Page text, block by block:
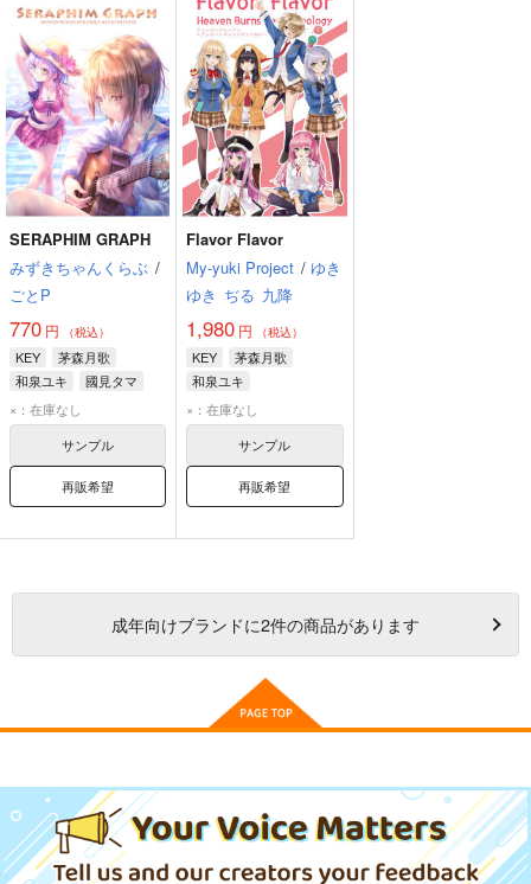
SERAPHIM GRAPH
みずきちゃんくらぶ /
ごとP
770 円 （税込）
KEY
茅森月歌
和泉ユキ
國見タマ
×：在庫なし
サンプル
再販希望
Flavor Flavor
My-yuki Project / ゆき
ゆき ぢる 九降
1,980 円 （税込）
KEY
茅森月歌
和泉ユキ
×：在庫なし
サンプル
再販希望
成年向けブランドに2件の商品があります